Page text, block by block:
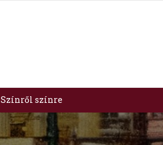
Színről színre